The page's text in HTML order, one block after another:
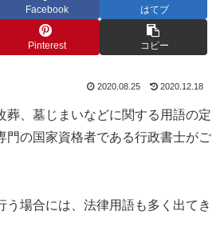
Facebook はてブ
Pinterest コピー
2020.08.25 2020.12.18
、墓じまいなどに関する用語の定
門の国家資格者である行政書士がご
場合には、法律用語も多く出てき